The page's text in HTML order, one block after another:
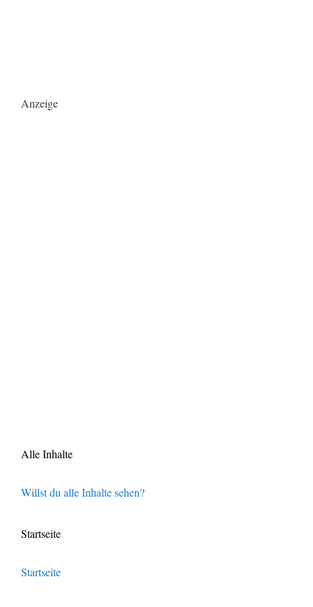
Anzeige
Alle Inhalte
Willst du alle Inhalte sehen?
Startseite
Startseite